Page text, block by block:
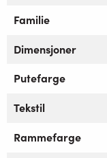
Familie
Dimensjoner
Putefarge
Tekstil
Rammefarge